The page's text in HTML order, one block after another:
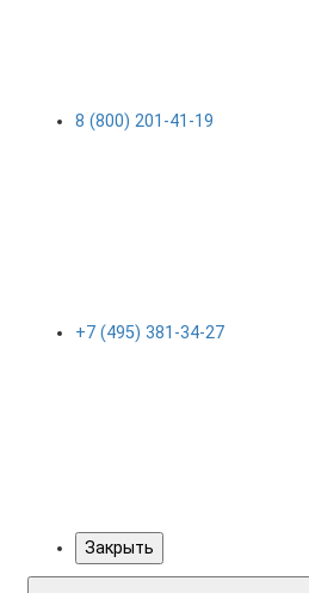
8 (800) 201-41-19
+7 (495) 381-34-27
Закрыть